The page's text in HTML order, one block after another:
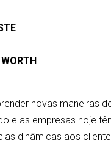
novas maneiras
e as empresas hoje
dinâmicas aos